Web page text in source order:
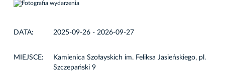
DATA: 2025-09-26 - 2026-09-27
MIEJSCE:
Kamienica Szołayskich im. Feliksa Jasieńskiego, pl.
Szczepański 9